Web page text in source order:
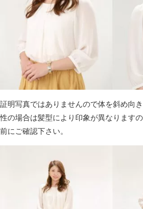
証明写真ではありませんので体を斜め向
性の場合は髪型により印象が異なります
前にご確認下さい。